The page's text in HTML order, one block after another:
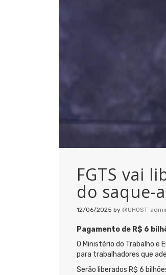
FGTS vai
do saque-
12/06/2025 by @UHOST-
Pagamento de R$ 6
O Ministério do Trabalho e
para trabalhadores que
Serão liberados R$ 6